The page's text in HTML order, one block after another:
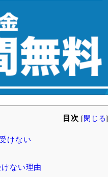
目次 [閉じる]
けない
ない理由